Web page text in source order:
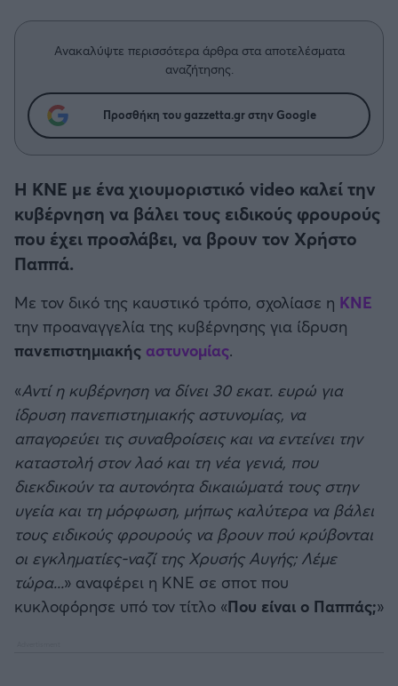
Άρης
ΟΦΗ
Ατρόμητος Αθηνών
Αστέρας Τρίπολης
Παναιτωλικός
Καλαμάτα
Ηρακλής
Μπαρτσελόνα
Ρεάλ Μαδρίτης
Ατλέτικο Μαδρίτης
Μια Ιστορία από την Πόλη
Ανακαλύψτε περισσότερα άρθρα στα αποτελέσματα
αναζήτησης.
Προσθήκη του gazzetta.gr στην Google
Η ΚΝΕ με ένα χιουμοριστικό video καλεί την
κυβέρνηση να βάλει τους ειδικούς φρουρούς
που έχει προσλάβει, να βρουν τον Χρήστο
Παππά.
Με τον δικό της καυστικό τρόπο, σχολίασε η ΚΝΕ
την προαναγγελία της κυβέρνησης για ίδρυση
πανεπιστημιακής αστυνομίας.
«Αντί η κυβέρνηση να δίνει 30 εκατ. ευρώ για
ίδρυση πανεπιστημιακής αστυνομίας, να
απαγορεύει τις συναθροίσεις και να εντείνει την
καταστολή στον λαό και τη νέα γενιά, που
διεκδικούν τα αυτονόητα δικαιώματά τους στην
υγεία και τη μόρφωση, μήπως καλύτερα να βάλει
τους ειδικούς φρουρούς να βρουν πού κρύβονται
οι εγκληματίες-ναζί της Χρυσής Αυγής; Λέμε
τώρα...» αναφέρει η ΚΝΕ σε σποτ που
κυκλοφόρησε υπό τον τίτλο «Που είναι ο Παππάς;»